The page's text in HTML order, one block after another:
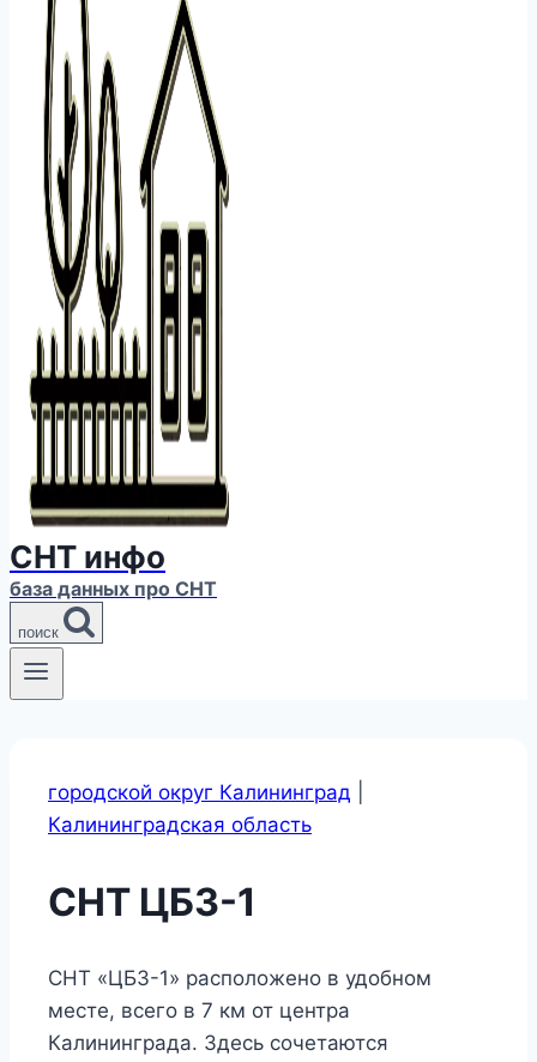
СНТ инфо
база данных про СНТ
поиск
городской округ Калининград
Калининградская область
СНТ ЦБЗ-1
СНТ «ЦБЗ-1» расположено в удобном
месте, всего в 7 км от центра
Калининграда. Здесь сочетаются